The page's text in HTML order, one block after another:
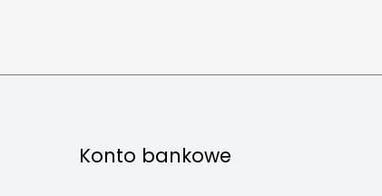
Konto bankowe